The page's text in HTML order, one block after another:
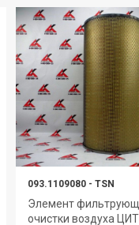
093.1109080 - TSN
Элемент
очистки воздуха